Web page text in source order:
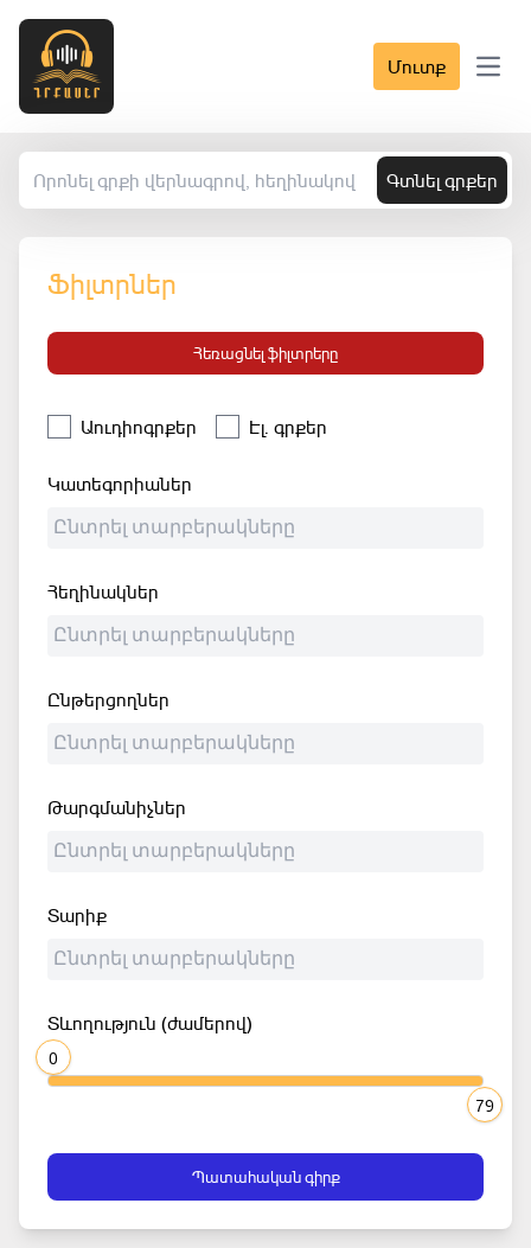
Մուտք Open
Գտնել գրքեր
Ֆիլտրներ
Հեռացնել ֆիլտրերը
Աուդիոգրքեր Էլ. գրքեր
Կատեգորիաներ
Հեղինակներ
Ընթերցողներ
Թարգմանիչներ
Տարիք
Տևողություն (ժամերով)
0
79
Պատահական գիրք